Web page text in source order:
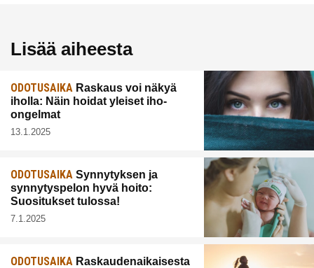
Lisää aiheesta
ODOTUSAIKA Raskaus voi näkyä
iholla: Näin hoidat yleiset iho-
ongelmat
13.1.2025
ODOTUSAIKA Synnytyksen ja
synnytyspelon hyvä hoito:
Suositukset tulossa!
7.1.2025
ODOTUSAIKA Raskaudenaikaisesta